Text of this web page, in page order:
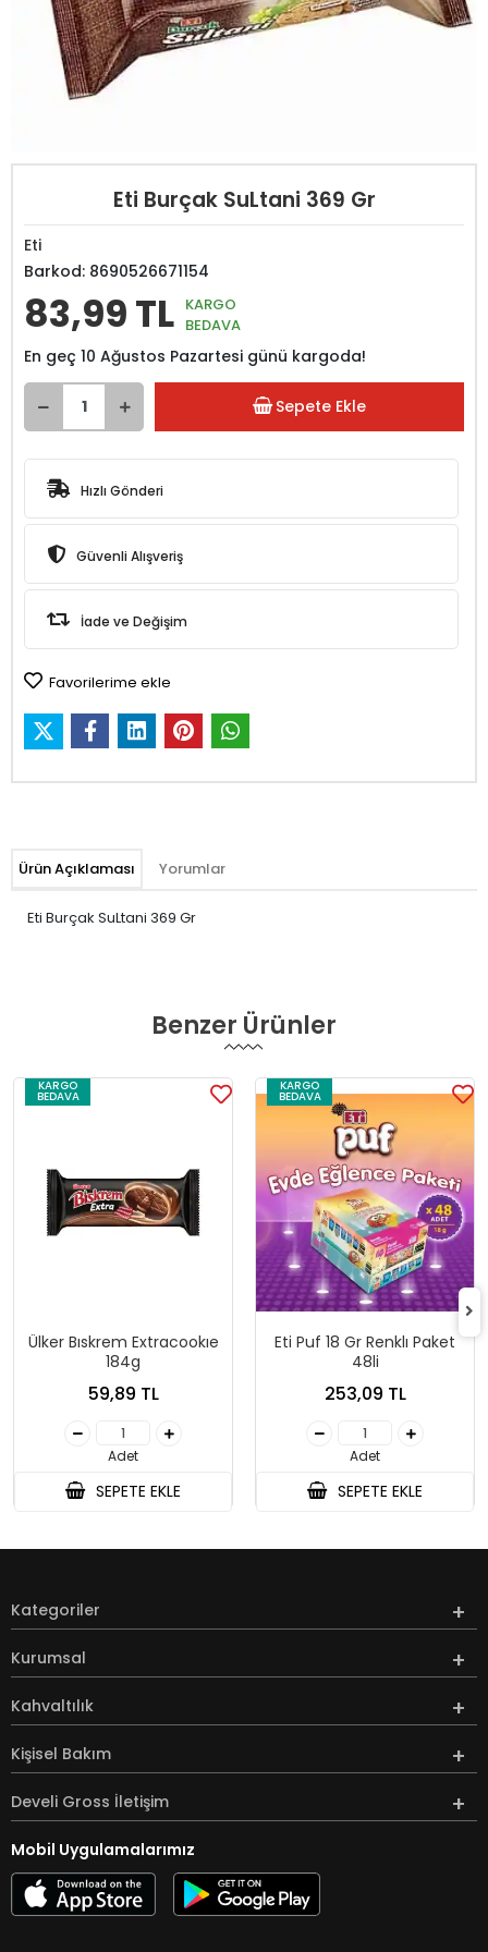
Eti Burçak SuLtani 369 Gr
Eti
Barkod: 8690526671154
83,99 TL KARGO
BEDAVA
En geç 10 Ağustos Pazartesi günü kargoda!
Sepete Ekle
Hızlı Gönderi
Güvenli Alışveriş
İade ve Değişim
Favorilerime ekle
Ürün Açıklaması Yorumlar
Eti Burçak SuLtani 369 Gr
Benzer Ürünler
KARGO
BEDAVA
Ülker Bıskrem Extracookıe
184g
59,89 TL
Adet
SEPETE EKLE
KARGO
BEDAVA
Eti Puf 18 Gr Renklı Paket
48li
253,09 TL
Adet
SEPETE EKLE
Kategoriler
Kurumsal
Kahvaltılık
Kişisel Bakım
Develi Gross İletişim
Mobil Uygulamalarımız